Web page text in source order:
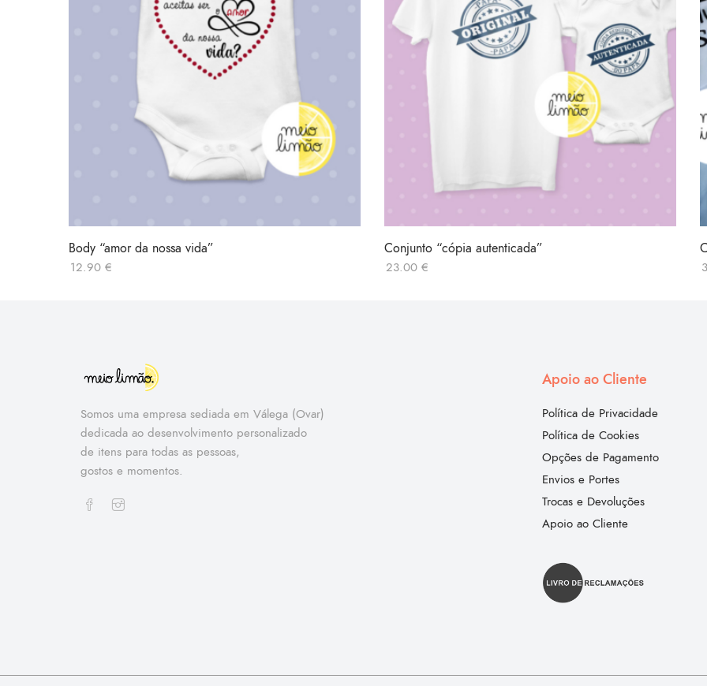
Body “amor da nossa vida”
12.90 €
Conjunto “cópia autenticada”
23.00 €
Somos uma empresa sediada em Válega (Ovar)
dedicada ao desenvolvimento personalizado
de itens para todas as pessoas,
gostos e momentos.
Apoio ao Cliente
Política de Privacidade
Política de Cookies
Opções de Pagamento
Envios e Portes
Trocas e Devoluções
Apoio ao Cliente